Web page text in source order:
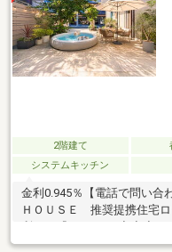
2階建て
システムキッチン
金利0.945％【電話で問い
ＨＯＵＳＥ 推奨提携住宅
「不安」や「悩み」を解決